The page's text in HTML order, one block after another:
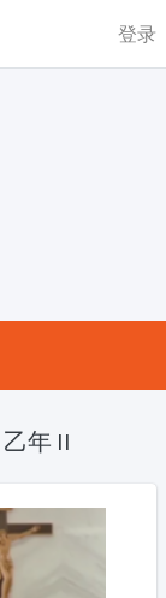
登录
乙年 II